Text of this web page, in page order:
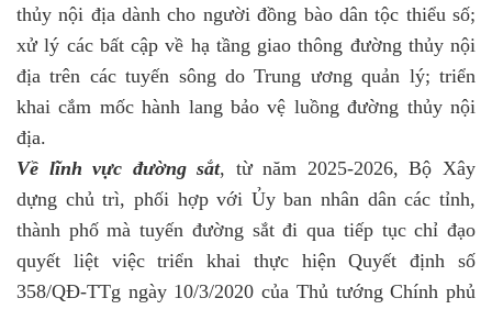
thủy nội địa dành cho người đồng bào dân tộc thiểu số;
xử lý các bất cập về hạ tầng giao thông đường thủy nội
địa trên các tuyến sông do Trung ương quản lý; triển
khai cắm mốc hành lang bảo vệ luồng đường thủy nội
địa.
Về lĩnh vực đường sắt, từ năm 2025-2026, Bộ Xây
dựng chủ trì, phối hợp với Ủy ban nhân dân các tỉnh,
thành phố mà tuyến đường sắt đi qua tiếp tục chỉ đạo
quyết liệt việc triển khai thực hiện Quyết định số
358/QĐ-TTg ngày 10/3/2020 của Thủ tướng Chính phủ